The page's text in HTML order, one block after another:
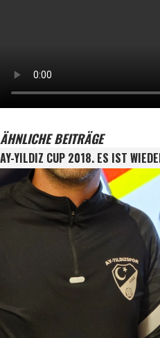
ÄHNLICHE BEITRÄGE
AY-YILDIZ CUP 2018. ES IST